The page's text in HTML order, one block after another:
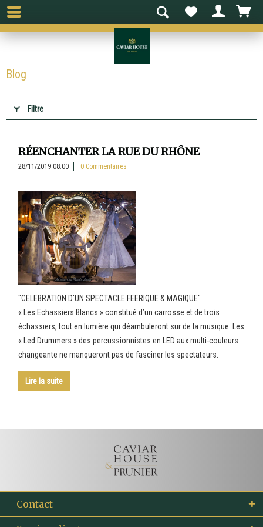
Blog
Filtre
RÉENCHANTER LA RUE DU RHÔNE
28/11/2019 08:00 0 Commentaires
"CELEBRATION D'UN SPECTACLE FEERIQUE & MAGIQUE"
« Les Echassiers Blancs » constitué d’un carrosse et de trois
échassiers, tout en lumière qui déambuleront sur de la musique. Les
« Led Drummers » des percussionnistes en LED aux multi-couleurs
changeante ne manqueront pas de fasciner les spectateurs.
Lire la suite
Contact